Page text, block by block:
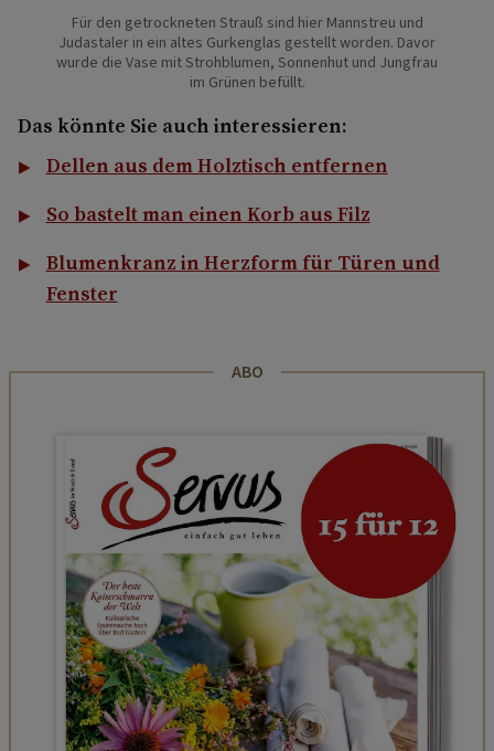
Für den getrockneten Strauß sind hier Mannstreu und
Judastaler in ein altes Gurkenglas gestellt worden. Davor
wurde die Vase mit Strohblumen, Sonnenhut und Jungfrau
im Grünen befüllt.
Das könnte Sie auch interessieren:
Dellen aus dem Holztisch entfernen
So bastelt man einen Korb aus Filz
Blumenkranz in Herzform für Türen und
Fenster
ABO